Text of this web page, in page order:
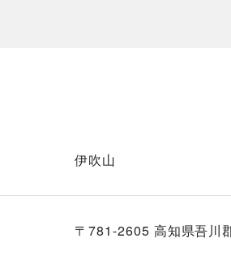
伊吹山
〒781-2605 高知県吾川